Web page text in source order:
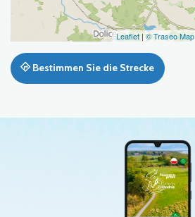
Leaflet |© Traseo Map
Bestimmen Sie die Strecke